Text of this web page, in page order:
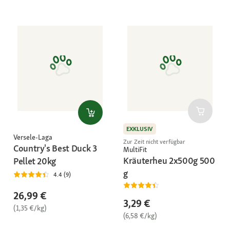
Versele-Laga
Country's Best Duck 3
Pellet 20kg
4.4 (9)
26,99 €
(1,35 €/kg)
EXKLUSIV
Zur Zeit nicht verfügbar
MultiFit
Kräuterheu 2x500g 500
g
3,29 €
(6,58 €/kg)